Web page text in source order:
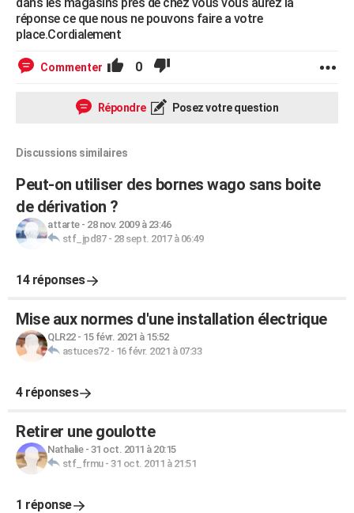
S'inscrire
Se connecter
Lycées
Collèges
Primaires
Universités
Entreprises
Service militaire
Avis de recherche
AVIS DE DÉCÈS
FORUM
réponse ce que nous ne pouvons faire a votre
place.Cordialement
Commenter 0
Répondre Posez votre question
Discussions similaires
Peut-on utiliser des bornes wago sans boite
de dérivation ?
attarte- 28 nov. 2009 à 23:46
stf_jpd87- 28 sept. 2017 à 06:49
14 réponses
Mise aux normes d'une installation électrique
QLR22- 15 févr. 2021 à 15:52
astuces72- 16 févr. 2021 à 07:33
4 réponses
Retirer une goulotte
Nathalie- 31 oct. 2011 à 20:15
stf_frmu- 31 oct. 2011 à 21:51
1 réponse